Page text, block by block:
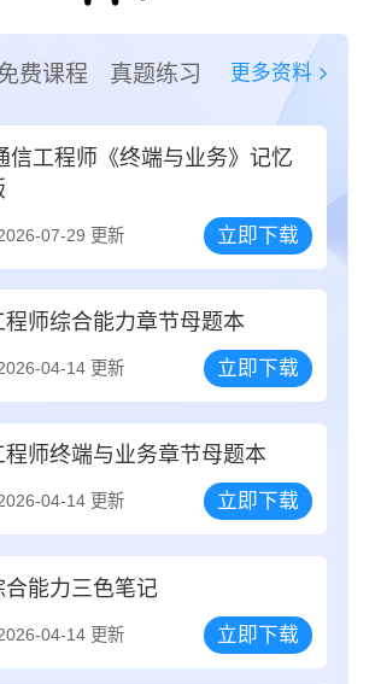
费课程 真题练习 更多资料
信工程师《终端与业务》记忆
07-29 更新 立即下载
程师综合能力章节母题本
04-14 更新 立即下载
程师终端与业务章节母题本
04-14 更新 立即下载
能力三色笔记
04-14 更新 立即下载